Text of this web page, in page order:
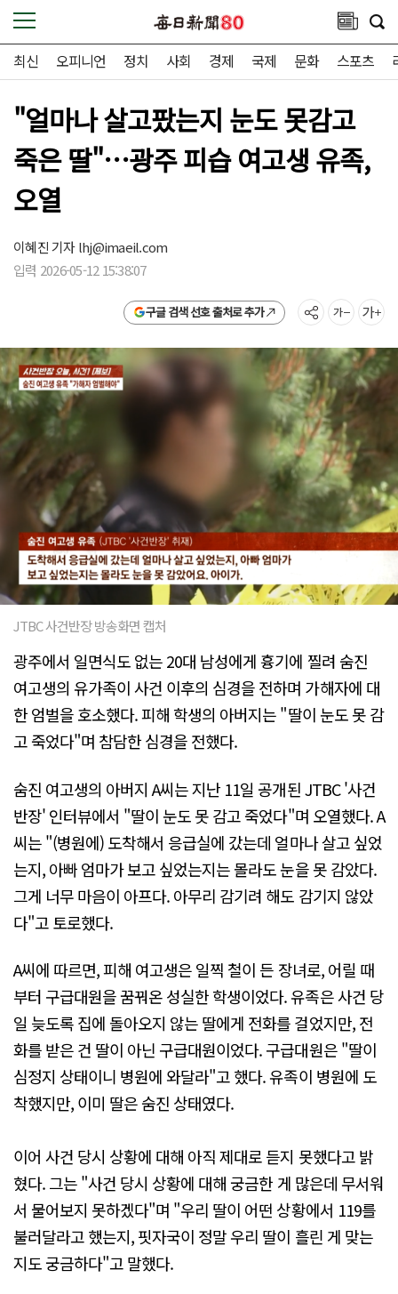
최신 오피니언 정치 사회 경제 국제 문화 스포츠
"얼마나 살고팠는지 눈도 못감고
죽은 딸"…광주 피습 여고생 유족,
오열
이혜진 기자lhj@imaeil.com
입력 2026-05-12 15:38:07
구글 검색 선호 출처로 추가
JTBC 사건반장 방송화면 캡처
광주에서 일면식도 없는 20대 남성에게 흉기에 찔려 숨진
여고생의 유가족이 사건 이후의 심경을 전하며 가해자에 대
한 엄벌을 호소했다. 피해 학생의 아버지는 "딸이 눈도 못 감
고 죽었다"며 참담한 심경을 전했다.
숨진 여고생의 아버지 A씨는 지난 11일 공개된 JTBC '사건
반장' 인터뷰에서 "딸이 눈도 못 감고 죽었다"며 오열했다. A
씨는 "(병원에) 도착해서 응급실에 갔는데 얼마나 살고 싶었
는지, 아빠 엄마가 보고 싶었는지는 몰라도 눈을 못 감았다.
그게 너무 마음이 아프다. 아무리 감기려 해도 감기지 않았
다"고 토로했다.
A씨에 따르면, 피해 여고생은 일찍 철이 든 장녀로, 어릴 때
부터 구급대원을 꿈꿔온 성실한 학생이었다. 유족은 사건 당
일 늦도록 집에 돌아오지 않는 딸에게 전화를 걸었지만, 전
화를 받은 건 딸이 아닌 구급대원이었다. 구급대원은 "딸이
심정지 상태이니 병원에 와달라"고 했다. 유족이 병원에 도
착했지만, 이미 딸은 숨진 상태였다.
이어 사건 당시 상황에 대해 아직 제대로 듣지 못했다고 밝
혔다. 그는 "사건 당시 상황에 대해 궁금한 게 많은데 무서워
서 물어보지 못하겠다"며 "우리 딸이 어떤 상황에서 119를
불러달라고 했는지, 핏자국이 정말 우리 딸이 흘린 게 맞는
지도 궁금하다"고 말했다.